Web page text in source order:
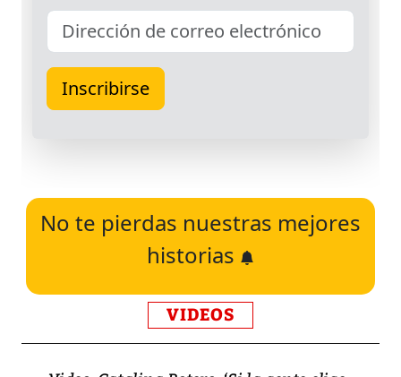
No te pierdas nuestras mejores
historias
VIDEOS